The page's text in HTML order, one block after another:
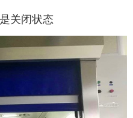
关闭状态